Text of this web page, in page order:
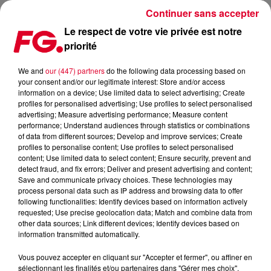
COUP DE COEUR FG : BELLY DANCER D'IMANBEK ET BYOR
Publié : 23 juin 2022 à 9h05 par Antony HARARI
Le respect de votre vie privée est notre
priorité
We and our (447) partnersdo the following data processing based on
your consent and/or our legitimate interest: Store and/or access
information on a device; Use limited data to select advertising; Create
profiles for personalised advertising; Use profiles to select personalised
advertising; Measure advertising performance; Measure content
performance; Understand audiences through statistics or combinations
of data from different sources; Develop and improve services; Create
profiles to personalise content; Use profiles to select personalised
content; Use limited data to select content; Ensure security, prevent and
detect fraud, and fix errors; Deliver and present advertising and content;
Save and communicate privacy choices. These technologies may
process personal data such as IP address and browsing data to offer
following functionalities: Identify devices based on information actively
requested; Use precise geolocation data; Match and combine data from
other data sources; Link different devices; Identify devices based on
information transmitted automatically.
Vous pouvez accepter en cliquant sur "Accepter et fermer", ou affiner en
sélectionnant les finalités et/ou partenaires dans "Gérer mes choix".
Continuer sans accepter